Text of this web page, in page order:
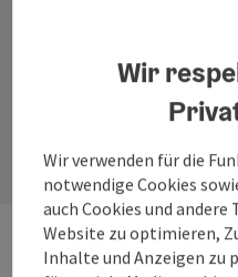
CarportHotel
Mehr
Weyregg
Mehr
Wir
Wir verwenden für die
notwendige Cookies
auch Cookies und
Website zu optimieren,
Inhalte und Anzeigen zu